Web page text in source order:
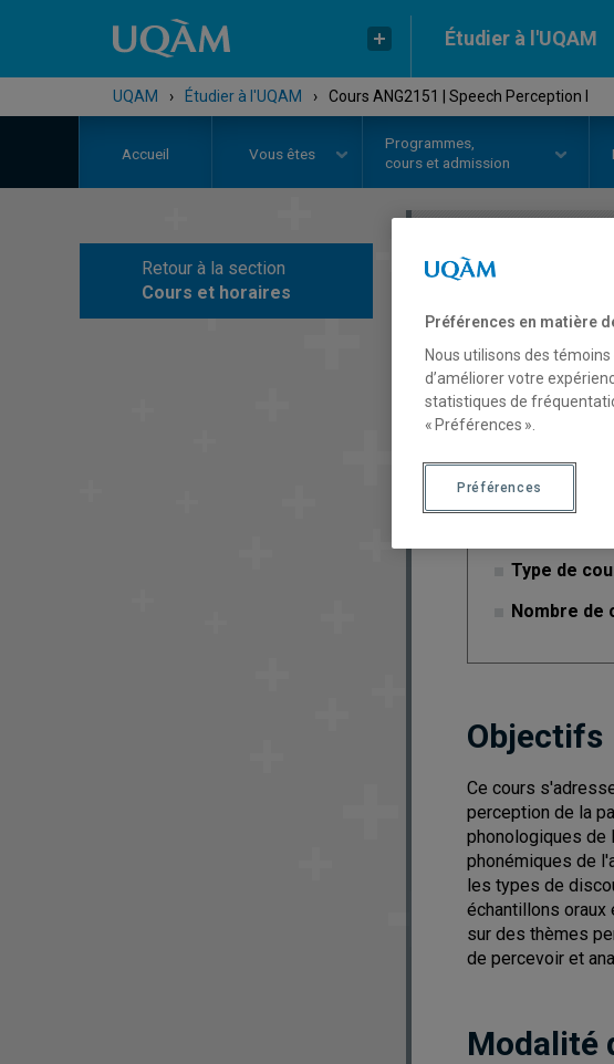
Étudier à l'UQAM
UQAM › Étudier à l'UQAM › Cours ANG2151 | Speech Perception I
Accueil Vous êtes
Programmes,
cours et admission
Retour à la section
Cours et horaires
COURS
Type de
Nombre de
Objectifs
Ce cours
perception de la
phonologiques de
phonémiques de
les types de
échantillons
sur des thèmes
de percevoir et
Modalité
Préférences en matière
Nous utilisons des
d’améliorer votre
statistiques de
« Préférences ».
Préférences